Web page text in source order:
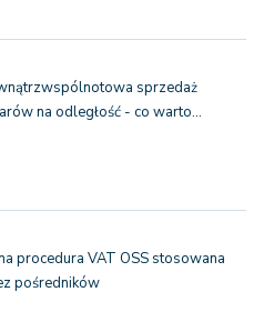
sprzedaż
na odległość - co warto…
procedura VAT OSS stosowana
pośredników